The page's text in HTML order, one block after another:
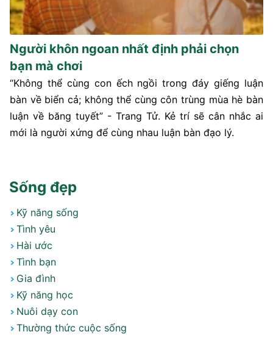
Người khôn ngoan nhất định phải chọn
bạn mà chơi
“Không thể cùng con ếch ngồi trong đáy giếng luận
bàn về biển cả; không thể cùng côn trùng mùa hè bàn
luận về băng tuyết” - Trang Tử. Kẻ trí sẽ cân nhắc ai
mới là người xứng để cùng nhau luận bàn đạo lý.
Sống đẹp
Kỹ năng sống
Tình yêu
Hài ước
Tình bạn
Gia đình
Kỹ năng học
Nuôi dạy con
Thường thức cuộc sống